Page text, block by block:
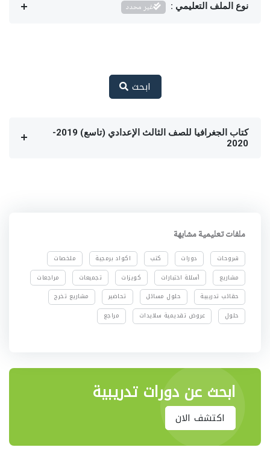
نوع الملف التعليمي : غير محدد
ابحث
كتاب الجغرافيا للصف الثالث الإعدادي (تاسع) 2019-
2020
ملفات تعليمية مشابهة
شروحات دورات كتب اكواد برمجية
ملخصات
مشاريع
أسئلة اختبارات كويزات تجميعات
مراجعات
حقائب تدريبية
حلول مسائل تحاضير
مشاريع تخرج
حلول
عروض تقديمية سلايدات مراجع
ابحث عن دورات تدريبية
اكتشف الان